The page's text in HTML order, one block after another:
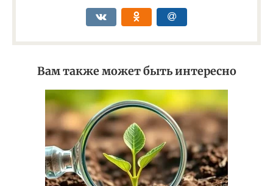
Вам также может быть интересно